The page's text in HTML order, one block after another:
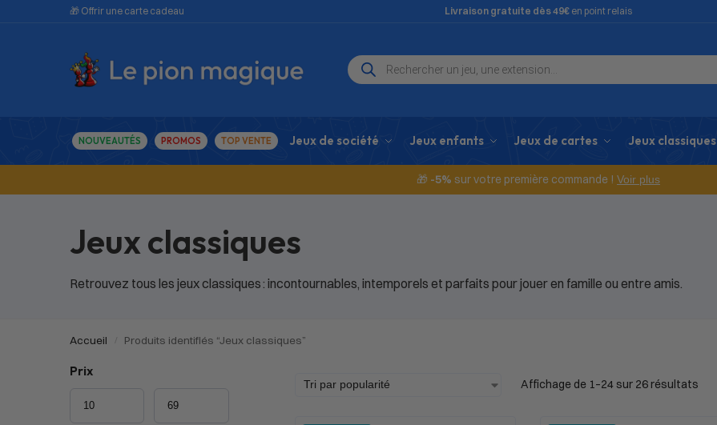
🎁 Offrir une carte cadeau Livraison gratuite dès 49€ en point relais
NOUVEAUTÉS PROMOS TOP VENTE Jeux de société Jeux enfants Jeux de cartes Jeux classiques
🎁 -5% sur votre première commande ! Voir plus
Jeux classiques
Retrouvez tous les jeux classiques : incontournables, intemporels et parfaits pour jouer en famille ou entre amis.
Accueil Produits identifiés “Jeux classiques”
Affichage de 1–24 sur 26 résultats
Prix